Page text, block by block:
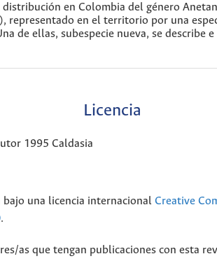
distribución en Colombia del género
representado en el territorio por una
de ellas, subespecie nueva, se describe
Licencia
1995 Caldasia
bajo una licencia internacional Creative
.
as que tengan publicaciones con esta